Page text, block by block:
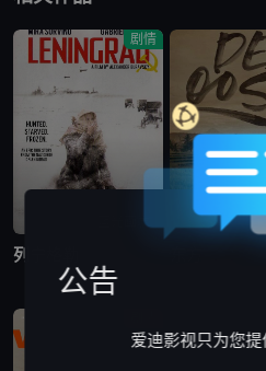
人真事改编。
剧情
蓝光画质
列宁格勒
公告
爱迪影视只为您提